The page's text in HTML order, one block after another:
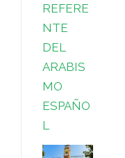
REFERE
NTE
DEL
ARABIS
MO
ESPAÑO
L